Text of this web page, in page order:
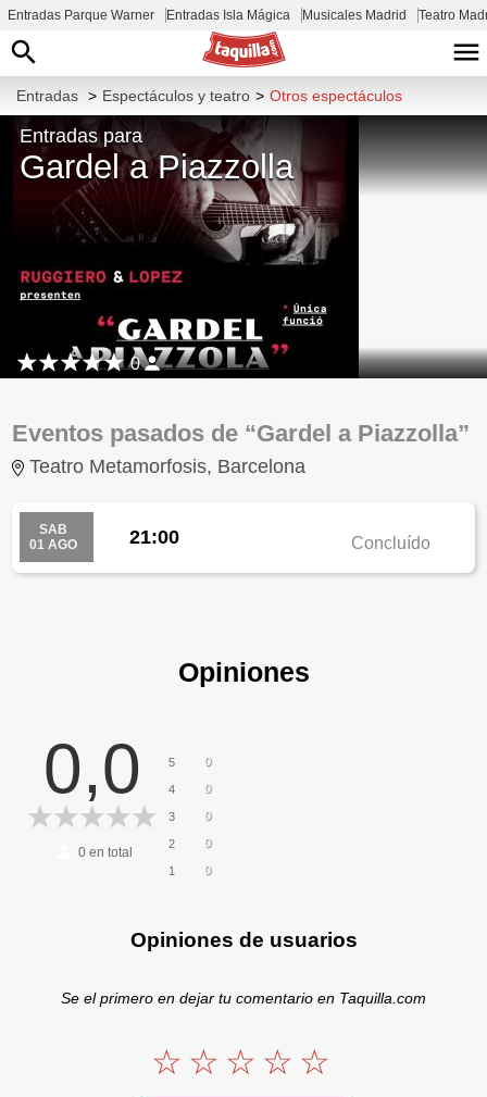
Entradas Parque Warner Entradas Isla Mágica Musicales Madrid Teatro
Entradas > Espectáculos y teatro > Otros espectáculos
Entradas para
Gardel a Piazzolla
0
Eventos pasados de “Gardel a Piazzolla”
Teatro Metamorfosis, Barcelona
SAB
01 AGO
21:00 Concluído
Opiniones
0,0
0en total
5 0
4 0
3 0
2 0
1 0
Opiniones de usuarios
Se el primero en dejar tu comentario en Taquilla.com